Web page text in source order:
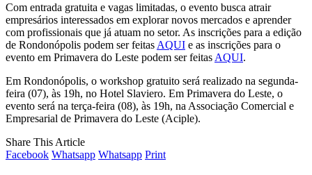
Com entrada gratuita e vagas limitadas, o evento busca atrair
empresários interessados em explorar novos mercados e aprender
com profissionais que já atuam no setor. As inscrições para a edição
de Rondonópolis podem ser feitas AQUI e as inscrições para o
evento em Primavera do Leste podem ser feitas AQUI.
Em Rondonópolis, o workshop gratuito será realizado na segunda-
feira (07), às 19h, no Hotel Slaviero. Em Primavera do Leste, o
evento será na terça-feira (08), às 19h, na Associação Comercial e
Empresarial de Primavera do Leste (Aciple).
Share This Article
Facebook Whatsapp Whatsapp Print